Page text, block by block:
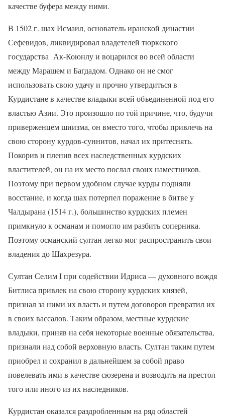
качестве буфера между ними.
В 1502 г. шах Исмаил, основатель иранской династии
Сефевидов, ликвидировал владетелей тюркского
государства Ак-Коюнлу и воцарился во всей области
между Марашем и Багдадом. Однако он не смог
использовать свою удачу и прочно утвердиться в
Курдистане в качестве владыки всей объединенной под его
властью Азии. Это произошло по той причине, что, будучи
приверженцем шиизма, он вместо того, чтобы привлечь на
свою сторону курдов-суннитов, начал их притеснять.
Покорив и пленив всех наследственных курдских
властителей, он на их место послал своих наместников.
Поэтому при первом удобном случае курды подняли
восстание, и когда шах потерпел поражение в битве у
Чалдырана (1514 г.), большинство курдских племен
примкнуло к османам и помогло им разбить соперника.
Поэтому османский султан легко мог распространить свои
владения до Шахрезура.
Султан СелимIпри содействии Идриса — духовного вождя
Битлиса привлек на свою сторону курдских князей,
признал за ними их власть и путем договоров превратил их
в своих вассалов. Таким образом, местные курдские
владыки, приняв на себя некоторые военные обязательства,
признали над собой верховную власть. Султан таким путем
приобрел и сохранил в дальнейшем за собой право
повелевать ими в качестве сюзерена и возводить на престол
того или иного из их наследников.
Курдистан оказался раздробленным на ряд областей